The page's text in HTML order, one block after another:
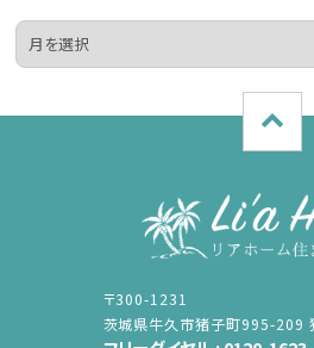
〒300-1231
茨城県牛久市猪子町995-209